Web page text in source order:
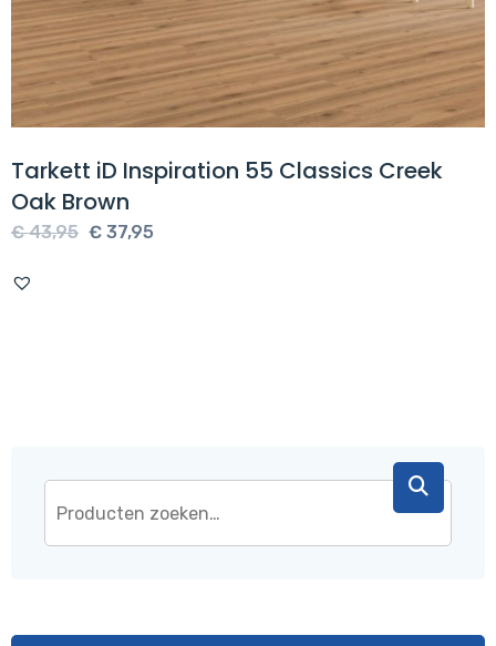
Tarkett iD Inspiration 55 Classics Creek
Oak Brown
€43,95 Oorspronkelijke
€ 37,95